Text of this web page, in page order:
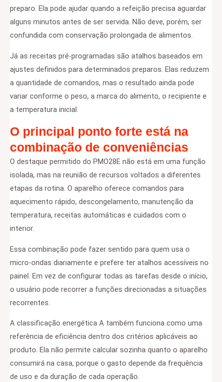
preparo. Ela pode ajudar quando a refeição precisa aguardar
alguns minutos antes de ser servida. Não deve, porém, ser
confundida com conservação prolongada de alimentos.
Já as receitas pré-programadas são atalhos baseados em
ajustes definidos para determinados preparos. Elas reduzem
a quantidade de comandos, mas o resultado ainda pode
variar conforme o peso, a marca do alimento, o recipiente e
a temperatura inicial.
O principal ponto forte está na
combinação de conveniências
O destaque permitido do PMO28E não está em uma função
isolada, mas na reunião de recursos voltados a diferentes
etapas da rotina. O aparelho oferece comandos para
aquecimento rápido, descongelamento, manutenção da
temperatura, receitas automáticas e cuidados com o
interior.
Essa combinação pode fazer sentido para quem usa o
micro-ondas diariamente e prefere ter atalhos acessíveis no
painel. Em vez de configurar todas as tarefas desde o início,
o usuário pode recorrer a funções direcionadas a situações
recorrentes.
A classificação energética A também funciona como uma
referência de eficiência dentro dos critérios aplicáveis ao
produto. Ela não permite calcular sozinha quanto o aparelho
consumirá na casa, porque o gasto depende da frequência
de uso e da duração de cada operação.